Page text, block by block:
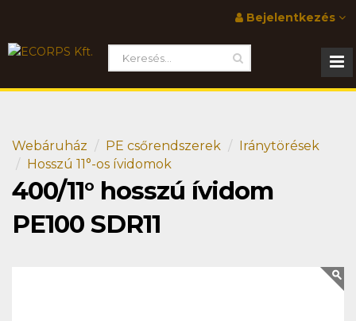
Bejelentkezés
Webáruház PE csőrendszerek
Iránytörések
Hosszú 11°-os ívidomok
400/11° hosszú ívidom
PE100 SDR11